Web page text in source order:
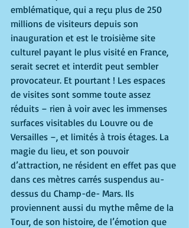
emblématique, qui a reçu plus de 250
millions de visiteurs depuis son
inauguration et est le troisième site
culturel payant le plus visité en France,
serait secret et interdit peut sembler
provocateur. Et pourtant ! Les espaces
de visites sont somme toute assez
réduits – rien à voir avec les immenses
surfaces visitables du Louvre ou de
Versailles –, et limités à trois étages. La
magie du lieu, et son pouvoir
d’attraction, ne résident en effet pas que
dans ces mètres carrés suspendus au-
dessus du Champ-de- Mars. Ils
proviennent aussi du mythe même de la
Tour, de son histoire, de l’émotion que